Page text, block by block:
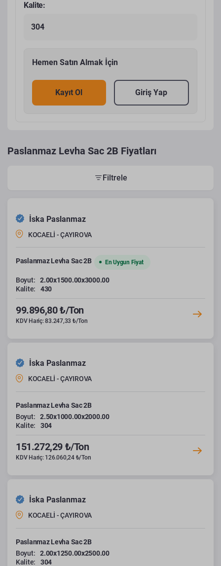
Kalite:
304
Hemen Satın Almak İçin
Kayıt Ol Giriş Yap
Paslanmaz Levha Sac 2B Fiyatları
Filtrele
İska Paslanmaz
KOCAELİ - ÇAYIROVA
Paslanmaz Levha Sac 2B En Uygun Fiyat
Boyut:
2.00x1500.00x3000.00
Kalite:
430
99.896,80 ₺/Ton
KDV Hariç: 83.247,33 ₺/Ton
İska Paslanmaz
KOCAELİ - ÇAYIROVA
Paslanmaz Levha Sac 2B
Boyut:
2.50x1000.00x2000.00
Kalite:
304
151.272,29 ₺/Ton
KDV Hariç: 126.060,24 ₺/Ton
İska Paslanmaz
KOCAELİ - ÇAYIROVA
Paslanmaz Levha Sac 2B
Boyut:
2.00x1250.00x2500.00
Kalite:
304